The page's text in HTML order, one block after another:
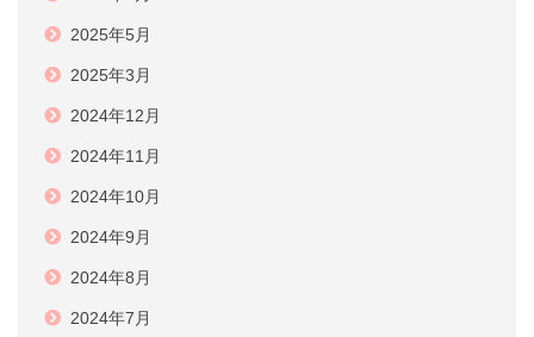
2025年5月
2025年3月
2024年12月
2024年11月
2024年10月
2024年9月
2024年8月
2024年7月